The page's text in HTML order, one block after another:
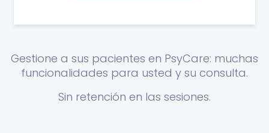
Gestione a sus pacientes en PsyCare: muchas
funcionalidades para usted y su consulta.
Sin retención en las sesiones.